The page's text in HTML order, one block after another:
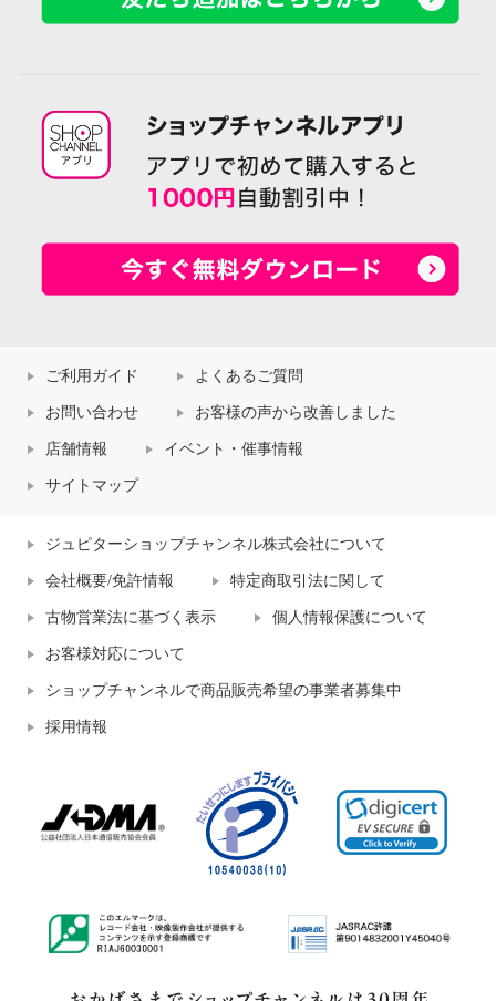
ご利用ガイド よくあるご質問
お問い合わせ お客様の声から改善しました
店舗情報 イベント・催事情報
サイトマップ
ジュピターショップチャンネル株式会社について
会社概要/免許情報 特定商取引法に関して
古物営業法に基づく表示 個人情報保護について
お客様対応について
ショップチャンネルで商品販売希望の事業者募集中
採用情報